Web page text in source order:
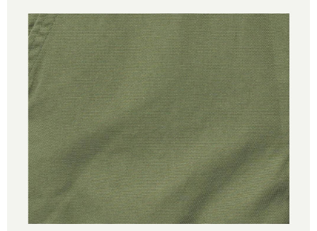
【注意事項】
1.本服務係由「台灣大哥大股份有限公司」（以下簡稱本公司）所提供，讓
用戶於交易時，得透過本服務購買商品或服務，並由商店將買賣／分期付款
買賣價金債權讓與本公司後，依約使用本公司帳單繳交帳款。
2.基於同意付款使用「大哥付你分期」之契約關係目的，商店將以您的個人
資料（包含姓名、電話或地址）提供予台灣大哥大進項蒐集、處理及利用，
由本公司與您本人進行分期帳單所需資料之確認、核對及更正。
3.完整用戶服務條款，請詳閱以下連結：https://oppay.tw/userRule
３．收到繳費通知簡訊後14天內，點擊此簡訊中的連結，可透過四大超商／
ATM／網路銀行／等多元方式進行付款，方視為交易完成。
※ 請注意：結帳手續完成當下不需立刻繳費，但若您需要取消訂單，請聯絡
購買商品的店家。未經商家同意取消之訂單仍視為有效，需透過AFTEE先享
後付繳納相關費用。
※ 交易是否成功請以「AFTEE先享後付 」之結帳頁面顯示為準，若有關於
是否繳費成功／繳費後需取消欲退款等相關疑問，請聯繫「AFTEE先享後付
客戶支援中心」https://netprotections.freshdesk.com/support/home
【注意事項】
１．透過由恩沛科技股份有限公司提供之「AFTEE先享後付」服務完成之交
易，需依本服務之必要範圍內提供個人資料，並將交易相關給付款項請求債
權轉讓予恩沛科技股份有限公司。
２．關於個人資料處理事宜，請瀏覽以下網址：
https://aftee.tw/terms/#terms3
３．未成年的使用者請事先徵得法定代理人或監護人之同意方可使用
「AFTEE先享後付」，若未經同意申辦者引起之損失，本公司不負相關責
免運費
萊爾富取貨付款
免運費
付款後萊爾富取貨
免運費
7-11取貨付款
免運費
付款後7-11取貨
免運費
宅配